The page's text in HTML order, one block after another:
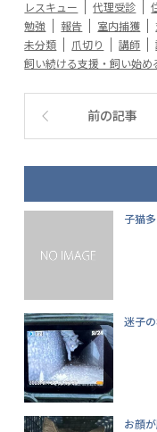
レスキュー 代理受診
勉強
報告 室内捕獲
未分類
爪切り 講師
飼い続ける支援・飼い始め
前の記事
子猫
迷子
お顔